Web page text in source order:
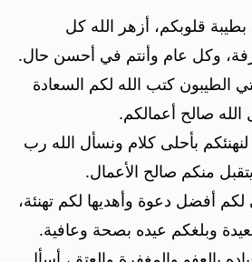
قلوبكم، أزهر الله كل
وكل عام وأنتم في أحسن حال.
الطيبون كتب الله لكم السعادة
صالح أعمالكم.
لنهنئكم بأحلى كلام ونسأل الله رب
منكم صالح الأعمال.
أفضل دعوة وأهديها لكم تهنئة،
وبلغكم عيده بصحة وعافية.